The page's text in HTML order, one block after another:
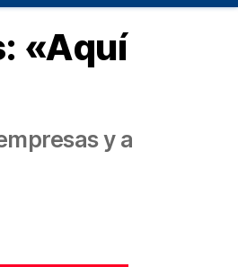
«Aquí
y a